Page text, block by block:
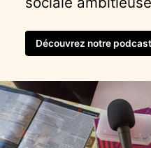
Découvrez notre podcast